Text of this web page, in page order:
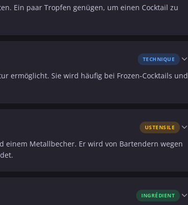
Ein paar Tropfen genügen, um einen Cocktail zu
TECHNIQUE
ermöglicht. Sie wird häufig bei Frozen-Cocktails und
USTENSILE
einem Metallbecher. Er wird von Bartendern wegen
INGRÉDIENT